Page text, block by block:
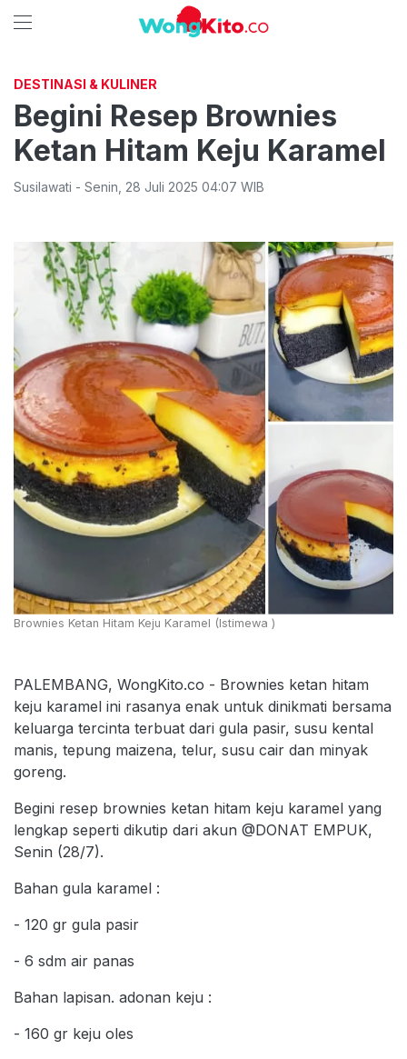
DESTINASI & KULINER
Begini Resep Brownies
Ketan Hitam Keju Karamel
Susilawati - Senin 28 Juli 2025 04:07 WIB
Brownies Ketan Hitam Keju Karamel (Istimewa )
PALEMBANG, WongKito.co - Brownies ketan hitam
keju karamel ini rasanya enak untuk dinikmati bersama
keluarga tercinta terbuat dari gula pasir, susu kental
manis, tepung maizena, telur, susu cair dan minyak
goreng.
Begini resep brownies ketan hitam keju karamel yang
lengkap seperti dikutip dari akun @DONAT EMPUK,
Senin (28/7).
Bahan gula karamel :
- 120 gr gula pasir
- 6 sdm air panas
Bahan lapisan. adonan keju :
- 160 gr keju oles